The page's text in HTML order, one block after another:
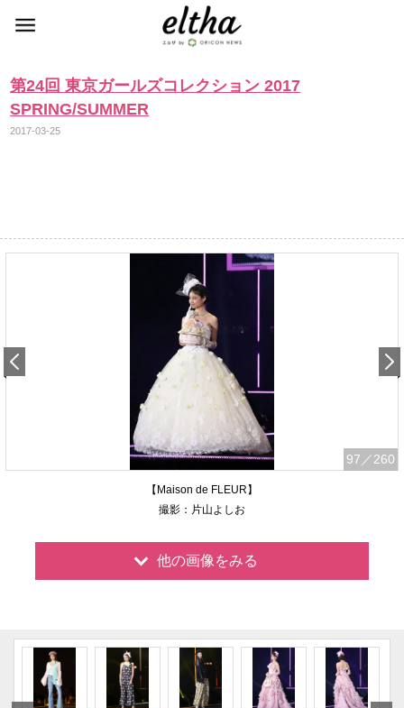
第24回 東京ガールズコレクション 2017
SPRING/SUMMER
2017-03-25
97 ／260
【Maison de FLEUR】
撮影：片山よしお
他の画像をみる